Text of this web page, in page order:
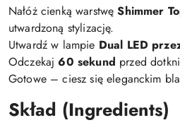
Nałóż cienką warstwęShimmer
utwardzoną stylizację.
Utwardź w lampie Dual LED
Odczekaj60 sekund przed
Gotowe – ciesz się eleganckim
Skład (Ingredients)